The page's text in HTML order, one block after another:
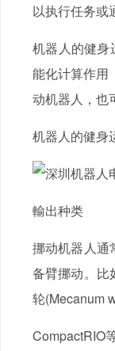
以执行任务或
机器人的健身
能化计算作用
动机器人，
机器人的健身
輸出种类
挪动机器人通常
备臂挪动
轮(Mecanum
CompactRIO